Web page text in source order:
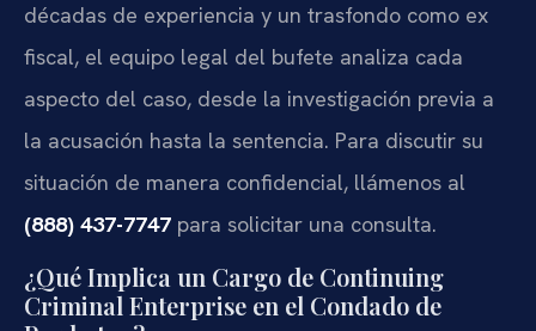
décadas de experiencia y un trasfondo como ex
fiscal, el equipo legal del bufete analiza cada
aspecto del caso, desde la investigación previa a
la acusación hasta la sentencia. Para discutir su
situación de manera confidencial, llámenos al
(888) 437-7747 para solicitar una consulta.
¿Qué Implica un Cargo de Continuing
Criminal Enterprise en el Condado de